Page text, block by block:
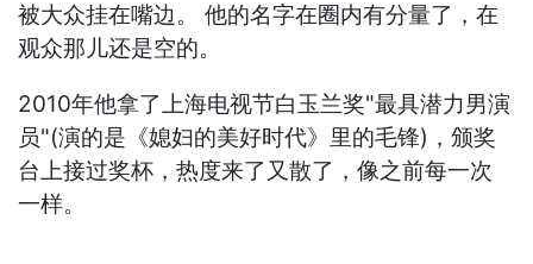
被大众挂在嘴边。 他的名字在圈内有分量了，在
观众那儿还是空的。
2010年他拿了上海电视节白玉兰奖"最具潜力男演
员"(演的是《媳妇的美好时代》里的毛锋)，颁奖
台上接过奖杯，热度来了又散了，像之前每一次
一样。